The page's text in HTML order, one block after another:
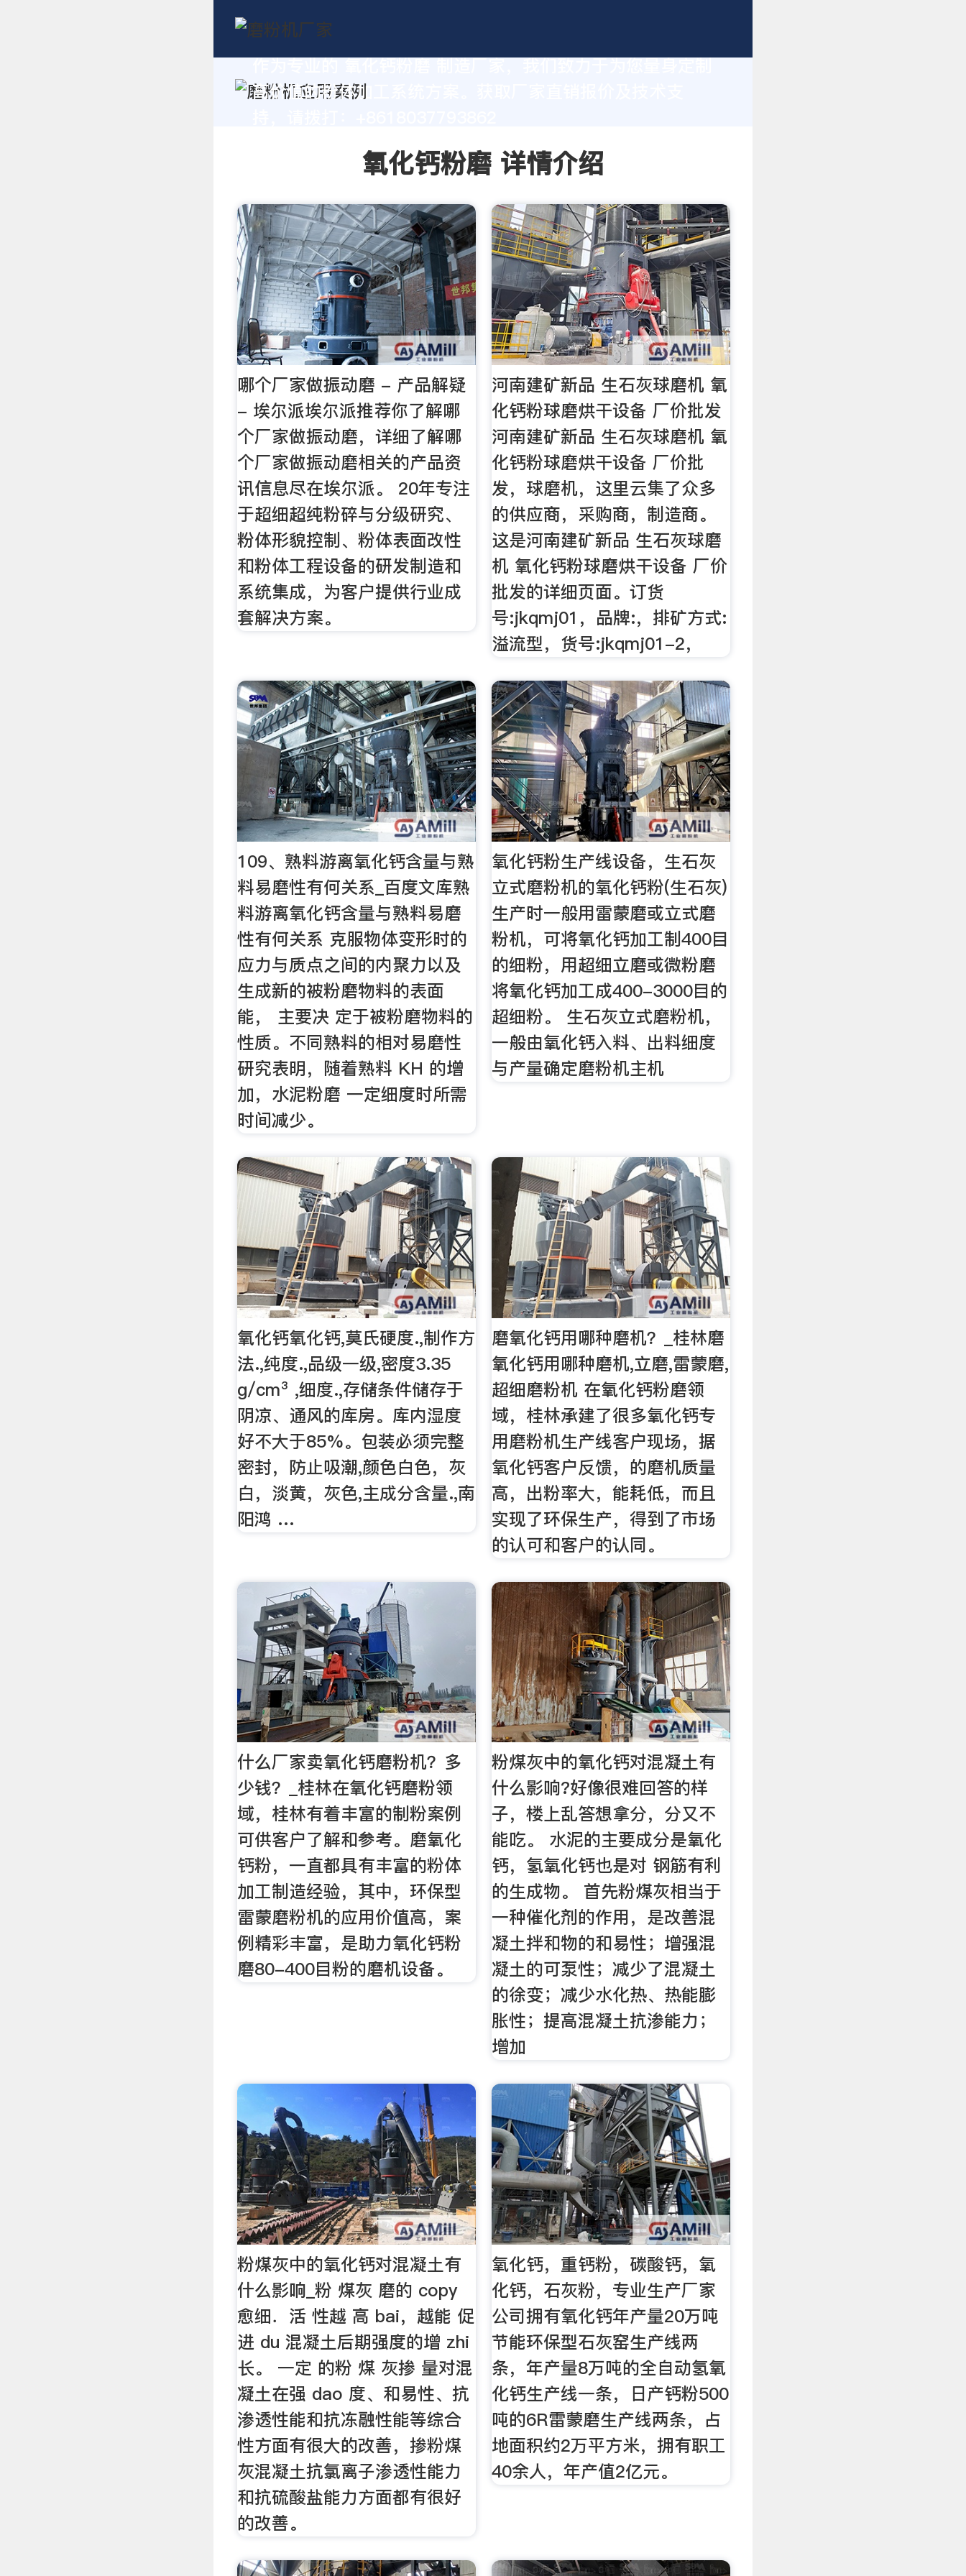
高价值的粉体加工系统方案。获取厂家直销报价及技术支
氧化钙粉磨 详情介绍
哪个厂家做振动磨 - 产品解疑
- 埃尔派埃尔派推荐你了解哪
个厂家做振动磨，详细了解哪
个厂家做振动磨相关的产品资
讯信息尽在埃尔派。 20年专注
于超细超纯粉碎与分级研究、
粉体形貌控制、粉体表面改性
和粉体工程设备的研发制造和
系统集成，为客户提供行业成
套解决方案。
河南建矿新品 生石灰球磨机 氧
化钙粉球磨烘干设备 厂价批发
河南建矿新品 生石灰球磨机 氧
化钙粉球磨烘干设备 厂价批
发，球磨机，这里云集了众多
的供应商，采购商，制造商。
这是河南建矿新品 生石灰球磨
机 氧化钙粉球磨烘干设备 厂价
批发的详细页面。订货
号:jkqmj01，品牌:，排矿方式:
溢流型，货号:jkqmj01-2，
109、熟料游离氧化钙含量与熟
料易磨性有何关系_百度文库熟
料游离氧化钙含量与熟料易磨
性有何关系 克服物体变形时的
应力与质点之间的内聚力以及
生成新的被粉磨物料的表面
能， 主要决 定于被粉磨物料的
性质。不同熟料的相对易磨性
研究表明，随着熟料 KH 的增
加，水泥粉磨 一定细度时所需
时间减少。
氧化钙粉生产线设备，生石灰
立式磨粉机的氧化钙粉(生石灰)
生产时一般用雷蒙磨或立式磨
粉机，可将氧化钙加工制400目
的细粉，用超细立磨或微粉磨
将氧化钙加工成400-3000目的
超细粉。 生石灰立式磨粉机，
一般由氧化钙入料、出料细度
与产量确定磨粉机主机
氧化钙氧化钙,莫氏硬度.,制作方
法.,纯度.,品级一级,密度3.35
g/cm³ ,细度.,存储条件储存于
阴凉、通风的库房。库内湿度
好不大于85%。包装必须完整
密封，防止吸潮,颜色白色，灰
白，淡黄，灰色,主成分含量.,南
阳鸿 …
磨氧化钙用哪种磨机？_桂林磨
氧化钙用哪种磨机,立磨,雷蒙磨,
超细磨粉机 在氧化钙粉磨领
域，桂林承建了很多氧化钙专
用磨粉机生产线客户现场，据
氧化钙客户反馈，的磨机质量
高，出粉率大，能耗低，而且
实现了环保生产，得到了市场
的认可和客户的认同。
什么厂家卖氧化钙磨粉机？多
少钱？_桂林在氧化钙磨粉领
域，桂林有着丰富的制粉案例
可供客户了解和参考。磨氧化
钙粉，一直都具有丰富的粉体
加工制造经验，其中，环保型
雷蒙磨粉机的应用价值高，案
例精彩丰富，是助力氧化钙粉
磨80-400目粉的磨机设备。
粉煤灰中的氧化钙对混凝土有
什么影响?好像很难回答的样
子，楼上乱答想拿分，分又不
能吃。 水泥的主要成分是氧化
钙，氢氧化钙也是对 钢筋有利
的生成物。 首先粉煤灰相当于
一种催化剂的作用，是改善混
凝土拌和物的和易性；增强混
凝土的可泵性；减少了混凝土
的徐变；减少水化热、热能膨
胀性；提高混凝土抗渗能力；
增加
粉煤灰中的氧化钙对混凝土有
什么影响_粉 煤灰 磨的 copy
愈细．活 性越 高 bai，越能 促
进 du 混凝土后期强度的增 zhi
长。 一定 的粉 煤 灰掺 量对混
凝土在强 dao 度、和易性、抗
渗透性能和抗冻融性能等综合
性方面有很大的改善，掺粉煤
灰混凝土抗氯离子渗透性能力
和抗硫酸盐能力方面都有很好
的改善。
氧化钙，重钙粉，碳酸钙，氧
化钙，石灰粉，专业生产厂家
公司拥有氧化钙年产量20万吨
节能环保型石灰窑生产线两
条，年产量8万吨的全自动氢氧
化钙生产线一条，日产钙粉500
吨的6R雷蒙磨生产线两条，占
地面积约2万平方米，拥有职工
40余人，年产值2亿元。